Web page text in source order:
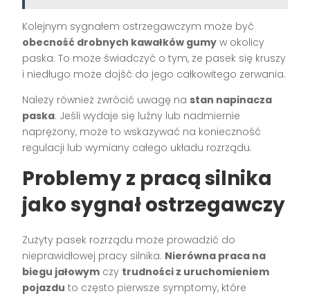
Kolejnym sygnałem ostrzegawczym może być
obecność drobnych kawałków gumy w okolicy
paska. To może świadczyć o tym, że pasek się kruszy
i niedługo może dojść do jego całkowitego zerwania.
Należy również zwrócić uwagę na stan napinacza
paska. Jeśli wydaje się luźny lub nadmiernie
naprężony, może to wskazywać na konieczność
regulacji lub wymiany całego układu rozrządu.
Problemy z pracą silnika
jako sygnał ostrzegawczy
Zużyty pasek rozrządu może prowadzić do
nieprawidłowej pracy silnika. Nierówna praca na
biegu jałowym czy trudności z uruchomieniem
pojazdu to często pierwsze symptomy, które